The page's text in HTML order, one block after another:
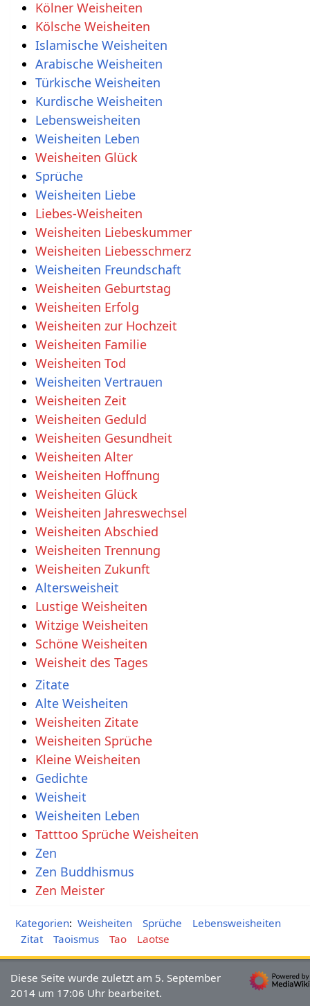
Kölner Weisheiten
Kölsche Weisheiten
Islamische Weisheiten
Arabische Weisheiten
Türkische Weisheiten
Kurdische Weisheiten
Lebensweisheiten
Weisheiten Leben
Weisheiten Glück
Sprüche
Weisheiten Liebe
Liebes-Weisheiten
Weisheiten Liebeskummer
Weisheiten Liebesschmerz
Weisheiten Freundschaft
Weisheiten Geburtstag
Weisheiten Erfolg
Weisheiten zur Hochzeit
Weisheiten Familie
Weisheiten Tod
Weisheiten Vertrauen
Weisheiten Zeit
Weisheiten Geduld
Weisheiten Gesundheit
Weisheiten Alter
Weisheiten Hoffnung
Weisheiten Glück
Weisheiten Jahreswechsel
Weisheiten Abschied
Weisheiten Trennung
Weisheiten Zukunft
Altersweisheit
Lustige Weisheiten
Witzige Weisheiten
Schöne Weisheiten
Weisheit des Tages
Zitate
Alte Weisheiten
Weisheiten Zitate
Weisheiten Sprüche
Kleine Weisheiten
Gedichte
Weisheit
Weisheiten Leben
Tatttoo Sprüche Weisheiten
Zen
Zen Buddhismus
Zen Meister
Kategorien: Weisheiten Sprüche
Lebensweisheiten
Zitat
Taoismus Tao Laotse
Diese Seite wurde zuletzt am 5. September
2014 um 17:06 Uhr bearbeitet.